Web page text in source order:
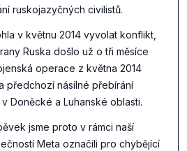
ruskojazyčných civilistů.
v květnu 2014 vyvolat konflikt,
Ruska došlo už o tři měsíce
operace z května 2014
předchozí násilné přebírání
Doněcké a Luhanské oblasti.
jsme proto v rámci naší
Meta označili pro chybějící